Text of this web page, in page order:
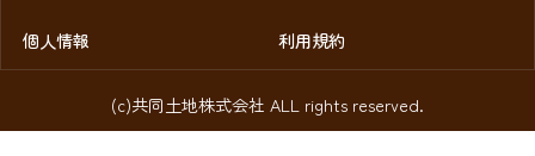
個人情報 利用規約
(c)共同土地株式会社 ALL rights reserved.